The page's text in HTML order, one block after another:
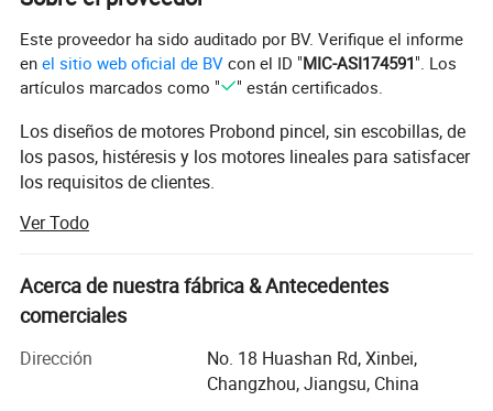
Este proveedor ha sido auditado por BV. Verifique el informe
enel sitio web oficial de BV con el ID "MIC-ASI174591". Los
artículos marcados como "
" están certificados.
Los diseños de motores Probond pincel, sin escobillas, de
los pasos, histéresis y los motores lineales para satisfacer
los requisitos de clientes.
Los motores de nuestro uso de los componentes estándar
y especiales con el cliente selecciona los requisitos de
velocidad/par que puede ser modificado para sus
aplicaciones.
distintos circuitos magetic que optimizan el diseño del
motor de alta velocidad bajo par y baja velocidad alto par
Ver Todo
Acerca de nuestra fábrica & Antecedentes
comerciales
Dirección
No. 18 Huashan Rd, Xinbei,
Changzhou, Jiangsu, China